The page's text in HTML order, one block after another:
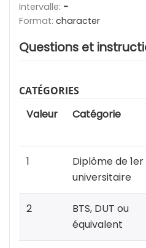
Intervalle: -
Format: character
Questions et
CATÉGORIES
Valeur Catégorie
1
Diplôme de
universitaire
2
BTS, DUT ou
équivalent